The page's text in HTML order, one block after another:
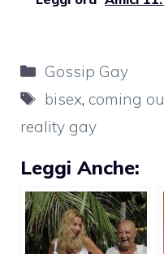
Categorie
Gossip Gay
Tag
bisex, coming
reality gay
Leggi Anche: